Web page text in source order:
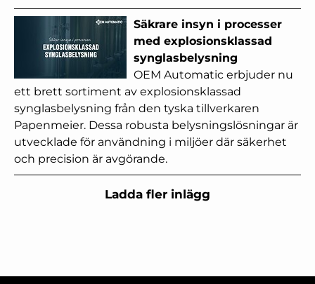
Säkrare insyn i processer
med explosionsklassad
synglasbelysning
OEM Automatic erbjuder nu
ett brett sortiment av explosionsklassad
synglasbelysning från den tyska tillverkaren
Papenmeier. Dessa robusta belysningslösningar är
utvecklade för användning i miljöer där säkerhet
och precision är avgörande.
Ladda fler inlägg